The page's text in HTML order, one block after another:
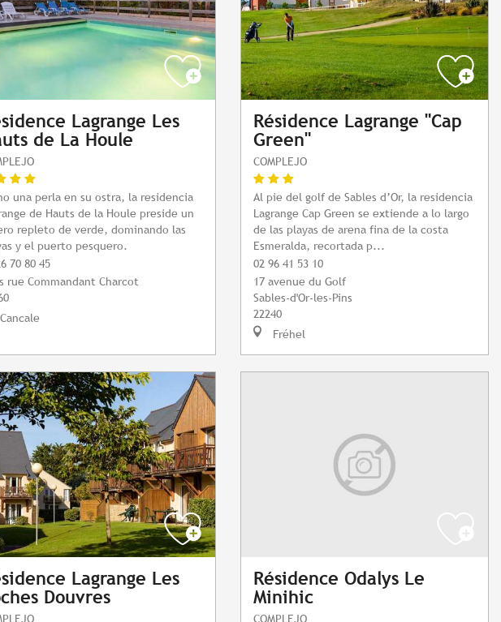
Lagrange Les
de La Houle
una perla en su ostra, la residencia
de Hauts de la Houle preside un
repleto de verde, dominando las
y el puerto pesquero.
70 80 45
rue Commandant Charcot
Cancale
Résidence Lagrange "Cap
Green"
COMPLEJO
Al pie del golf de Sables d’Or, la residencia
Lagrange Cap Green se extiende a lo largo
de las playas de arena fina de la costa
Esmeralda, recortada p...
02 96 41 53 10
17 avenue du Golf
Sables-d'Or-les-Pins
22240
Fréhel
Lagrange Les
Douvres
Résidence Odalys Le
Minihic
COMPLEJO